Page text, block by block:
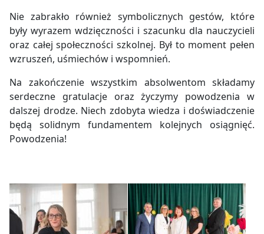
Nie zabrakło również symbolicznych gestów, które
były wyrazem wdzięczności i szacunku dla nauczycieli
oraz całej społeczności szkolnej. Był to moment pełen
wzruszeń, uśmiechów i wspomnień.
Na zakończenie wszystkim absolwentom składamy
serdeczne gratulacje oraz życzymy powodzenia w
dalszej drodze. Niech zdobyta wiedza i doświadczenie
będą solidnym fundamentem kolejnych osiągnięć.
Powodzenia!